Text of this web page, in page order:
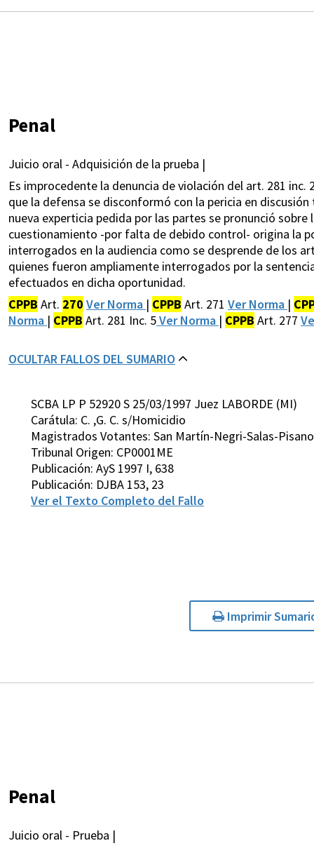
Penal
Juicio oral - Adquisición de la prueba |
Es improcedente la denuncia de violación del art. 281
que la defensa se disconformó con la pericia en
nueva experticia pedida por las partes se pronunció
cuestionamiento -por falta de debido control- origina la
interrogados en la audiencia como se desprende de los
quienes fueron ampliamente interrogados por la
efectuados en dicha oportunidad.
CPPB Art. 270 Ver Norma | CPPB Art. 271 Ver Norma |
Norma | CPPB Art. 281 Inc. 5Ver Norma | CPPB Art. 277
OCULTAR FALLOS DEL SUMARIO
SCBA LP P 52920 S 25/03/1997 Juez LABORDE (MI)
Carátula: C. ,G. C. s/Homicidio
Magistrados Votantes: San Martín-Negri-Salas-
Tribunal Origen: CP0001ME
Publicación: AyS 1997 I, 638
Publicación: DJBA 153, 23
Ver el Texto Completo del Fallo
Imprimir
Penal
Juicio oral - Prueba |